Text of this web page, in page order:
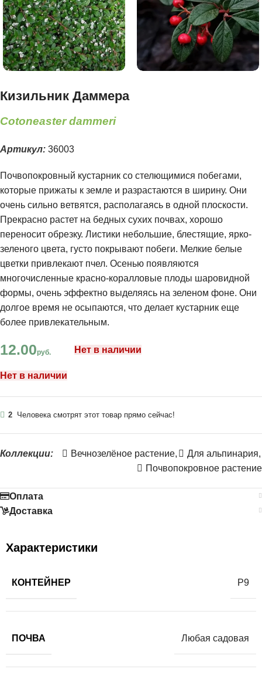
Кизильник Даммера
Cotoneaster dammeri
Артикул: 36003
Почвопокровный кустарник со стелющимися побегами,
которые прижаты к земле и разрастаются в ширину. Они
очень сильно ветвятся, располагаясь в одной плоскости.
Прекрасно растет на бедных сухих почвах, хорошо
переносит обрезку. Листики небольшие, блестящие, ярко-
зеленого цвета, густо покрывают побеги. Мелкие белые
цветки привлекают пчел. Осенью появляются
многочисленные красно-коралловые плоды шаровидной
формы, очень эффектно выделяясь на зеленом фоне. Они
долгое время не осыпаются, что делает кустарник еще
более привлекательным.
12.00руб. Нет в наличии
Нет в наличии
2 Человека смотрят этот товар прямо сейчас!
Коллекции: Вечнозелёное растение, Для альпинария,
Почвопокровное растение
Оплата
Доставка
Характеристики
КОНТЕЙНЕР Р9
ПОЧВА Любая садовая